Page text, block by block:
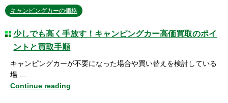
キャンピングカーの価格
少しでも高く手放す！キャンピングカー高価買取のポイ
ントと買取手順
キャンピングカーが不要になった場合や買い替えを検討している
場 …
Continue reading